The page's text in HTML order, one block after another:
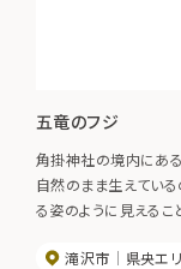
五竜のフジ
角掛神社の境内にあ
自然のまま生えてい
る姿のように見えるこ
滝沢市 県央エ